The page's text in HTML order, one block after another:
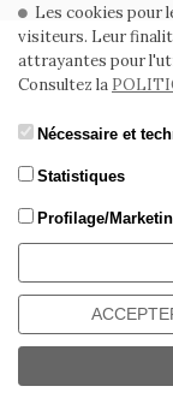
Les cookies pour
visiteurs. Leur
attrayantes pour
Consultez la
Nécessaire et
Statistiques
Profilage/